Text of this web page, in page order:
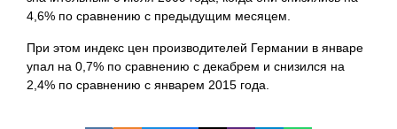
4,6% по сравнению с предыдущим месяцем.
При этом индекс цен производителей Германии в январе
упал на 0,7% по сравнению с декабрем и снизился на
2,4% по сравнению с январем 2015 года.